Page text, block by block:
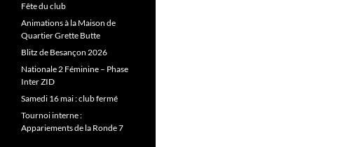
Fête du club
Animations à la Maison de
Quartier Grette Butte
Blitz de Besançon 2026
Nationale 2 Féminine – Phase
Inter ZID
Samedi 16 mai : club fermé
Tournoi interne :
Appariements de la Ronde 7